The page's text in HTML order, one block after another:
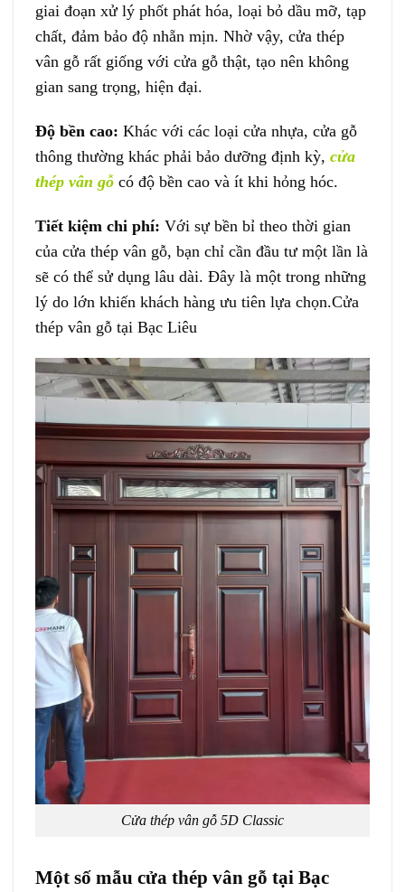
giai đoạn xử lý phốt phát hóa, loại bỏ dầu mỡ, tạp
chất, đảm bảo độ nhẵn mịn. Nhờ vậy, cửa thép
vân gỗ rất giống với cửa gỗ thật, tạo nên không
gian sang trọng, hiện đại.
Độ bền cao: Khác với các loại cửa nhựa, cửa gỗ
thông thường khác phải bảo dưỡng định kỳ, cửa
thép vân gỗ có độ bền cao và ít khi hỏng hóc.
Tiết kiệm chi phí: Với sự bền bỉ theo thời gian
của cửa thép vân gỗ, bạn chỉ cần đầu tư một lần là
sẽ có thể sử dụng lâu dài. Đây là một trong những
lý do lớn khiến khách hàng ưu tiên lựa chọn.Cửa
thép vân gỗ tại Bạc Liêu
Cửa thép vân gỗ 5D Classic
Một số mẫu cửa thép vân gỗ tại Bạc